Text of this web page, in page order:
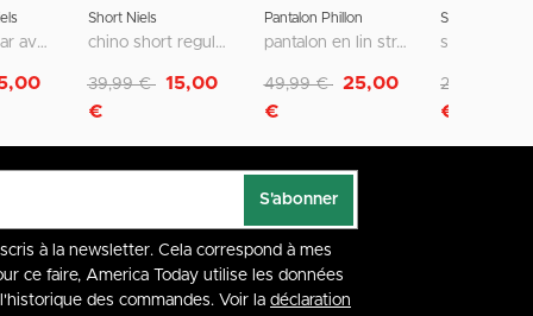
coupe regular avec poches passepoilées
Short Niels
chino short regular fit avec fermeture zippée et bouton
Remise de
39,99 €
15,00
€
Pantalon Phillon
pantalon en lin straight fit avec taille élastique
Remise de
49,99 € 25,00
€
Short Sevan
Remise de
29,99 €
€
S'abonner
à la newsletter. Cela correspond à mes
ce faire, America Today utilise les données
des commandes. Voir la déclaration